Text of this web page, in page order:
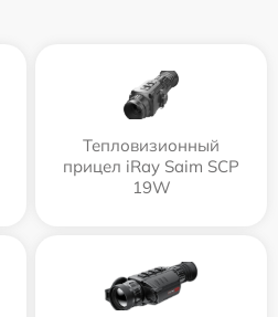
Тепловизионный
прицел iRay Saim SCP
19W